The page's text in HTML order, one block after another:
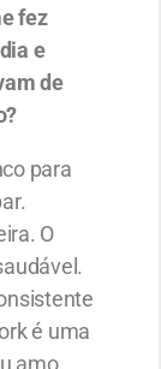
fez
e
de
para
O
é uma
amo